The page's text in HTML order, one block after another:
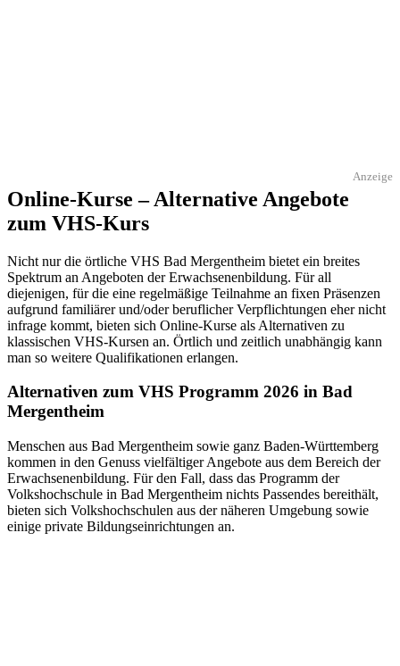
Anzeige
Online-Kurse – Alternative Angebote
zum VHS-Kurs
Nicht nur die örtliche VHS Bad Mergentheim bietet ein breites
Spektrum an Angeboten der Erwachsenenbildung. Für all
diejenigen, für die eine regelmäßige Teilnahme an fixen Präsenzen
aufgrund familiärer und/oder beruflicher Verpflichtungen eher nicht
infrage kommt, bieten sich Online-Kurse als Alternativen zu
klassischen VHS-Kursen an. Örtlich und zeitlich unabhängig kann
man so weitere Qualifikationen erlangen.
Alternativen zum VHS Programm 2026 in Bad
Mergentheim
Menschen aus Bad Mergentheim sowie ganz Baden-Württemberg
kommen in den Genuss vielfältiger Angebote aus dem Bereich der
Erwachsenenbildung. Für den Fall, dass das Programm der
Volkshochschule in Bad Mergentheim nichts Passendes bereithält,
bieten sich Volkshochschulen aus der näheren Umgebung sowie
einige private Bildungseinrichtungen an.